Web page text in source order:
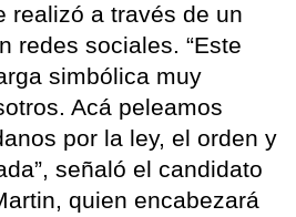
realizó a través de un
redes sociales. “Este
simbólica muy
Acá peleamos
por la ley, el orden y
señaló el candidato
quien encabezará